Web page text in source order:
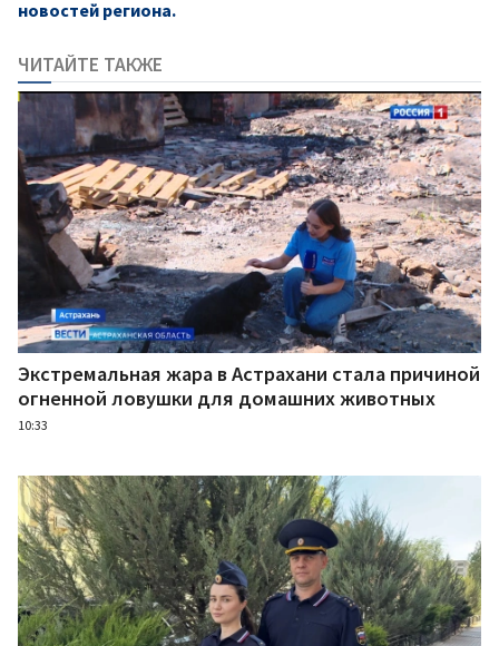
новостей региона.
ЧИТАЙТЕ ТАКЖЕ
Экстремальная жара в Астрахани стала причиной
огненной ловушки для домашних животных
10:33